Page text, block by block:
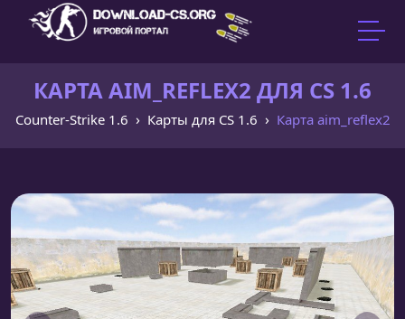
КАРТА AIM_REFLEX2 ДЛЯ CS 1.6
Counter-Strike 1.6 Карты для CS 1.6 Карта aim_reflex2